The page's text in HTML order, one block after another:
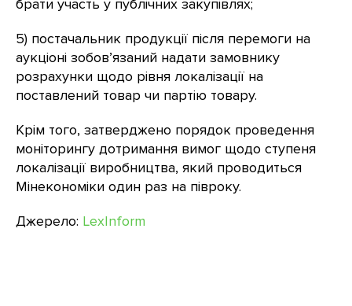
брати участь у публічних закупівлях;
5) постачальник продукції після перемоги на
аукціоні зобов’язаний надати замовнику
розрахунки щодо рівня локалізації на
поставлений товар чи партію товару.
Крім того, затверджено порядок проведення
моніторингу дотримання вимог щодо ступеня
локалізації виробництва, який проводиться
Мінекономіки один раз на півроку.
Джерело: LexInform